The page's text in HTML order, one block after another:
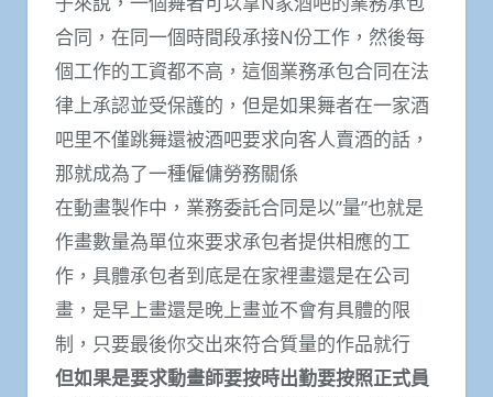
合同，在同一個時間段承接N份工作，然後每
個工作的工資都不高，這個業務承包合同在法
律上承認並受保護的，但是如果舞者在一家酒
吧里不僅跳舞還被酒吧要求向客人賣酒的話，
那就成為了一種僱傭勞務關係
在動畫製作中，業務委託合同是以”量”也就是
作畫數量為單位來要求承包者提供相應的工
作，具體承包者到底是在家裡畫還是在公司
畫，是早上畫還是晚上畫並不會有具體的限
制，只要最後你交出來符合質量的作品就行
但如果是要求動畫師要按時出勤要按照正式員